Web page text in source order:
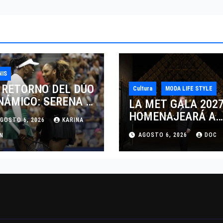
DEL DÚO
SERENA Y
WILLIAMS
LOS
EN
2026
6, 2026 KARINA
Cultura MODA LIFE STYLE
LA MET GALA
HOMENAJEARÁ A
JOHN GALLIANO
MARCANDO EL
REGRESO DEL REY
AGOSTO 6, 2026 DOC